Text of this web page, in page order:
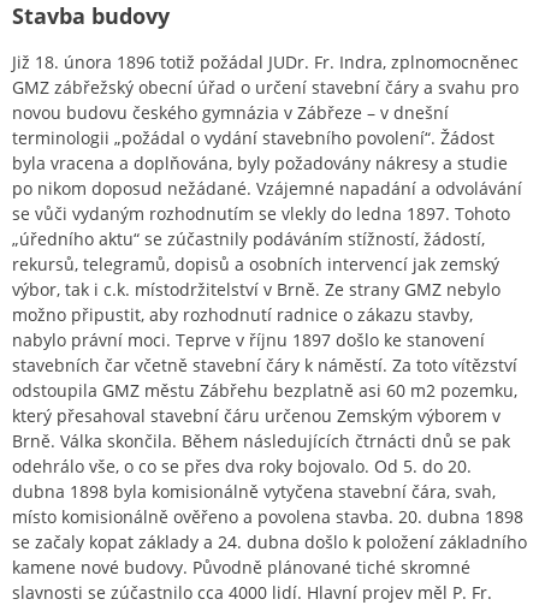
Stavba budovy
Již 18. února 1896 totiž požádal JUDr. Fr. Indra, zplnomocněnec
GMZ zábřežský obecní úřad o určení stavební čáry a svahu pro
novou budovu českého gymnázia v Zábřeze – v dnešní
terminologii „požádal o vydání stavebního povolení“. Žádost
byla vracena a doplňována, byly požadovány nákresy a studie
po nikom doposud nežádané. Vzájemné napadání a odvolávání
se vůči vydaným rozhodnutím se vlekly do ledna 1897. Tohoto
„úředního aktu“ se zúčastnily podáváním stížností, žádostí,
rekursů, telegramů, dopisů a osobních intervencí jak zemský
výbor, tak i c.k. místodržitelství v Brně. Ze strany GMZ nebylo
možno připustit, aby rozhodnutí radnice o zákazu stavby,
nabylo právní moci. Teprve v říjnu 1897 došlo ke stanovení
stavebních čar včetně stavební čáry k náměstí. Za toto vítězství
odstoupila GMZ městu Zábřehu bezplatně asi 60 m2 pozemku,
který přesahoval stavební čáru určenou Zemským výborem v
Brně. Válka skončila. Během následujících čtrnácti dnů se pak
odehrálo vše, o co se přes dva roky bojovalo. Od 5. do 20.
dubna 1898 byla komisionálně vytyčena stavební čára, svah,
místo komisionálně ověřeno a povolena stavba. 20. dubna 1898
se začaly kopat základy a 24. dubna došlo k položení základního
kamene nové budovy. Původně plánované tiché skromné
slavnosti se zúčastnilo cca 4000 lidí. Hlavní projev měl P. Fr.